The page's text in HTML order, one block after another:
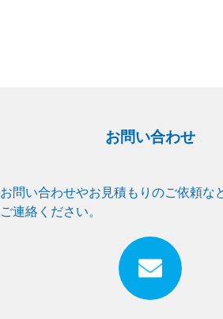
お問い合わせ
お問い合わせやお見積もりのご依頼な
ご連絡ください。